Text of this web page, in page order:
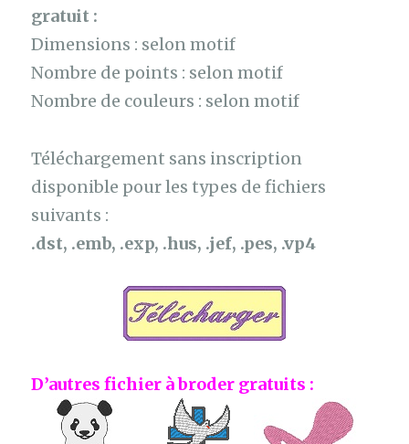
gratuit :
Dimensions : selon motif
Nombre de points : selon motif
Nombre de couleurs : selon motif
Téléchargement sans inscription
disponible pour les types de fichiers
suivants :
.dst, .emb, .exp, .hus, .jef, .pes, .vp4
D’autres fichier à broder gratuits :